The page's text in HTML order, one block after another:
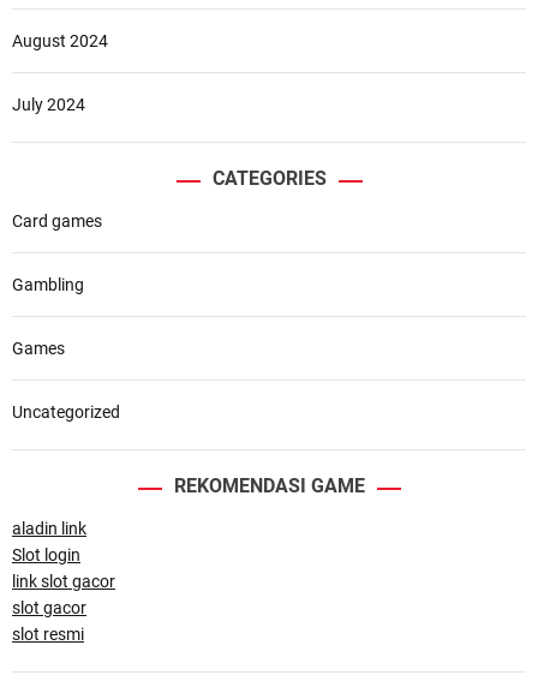
August 2024
July 2024
CATEGORIES
Card games
Gambling
Games
Uncategorized
REKOMENDASI GAME
aladin link
Slot login
link slot gacor
slot gacor
slot resmi